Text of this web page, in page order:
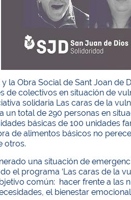
la Obra Social de Sant Joan
de colectivos en situación de
solidaria Las caras de la
un total de 290 personas en
básicas de 100 unidades
de alimentos básicos no
otros.
una situación de
el programa ‘Las caras de la
común: hacer frente a las
el bienestar